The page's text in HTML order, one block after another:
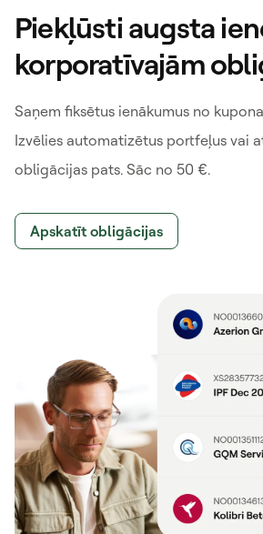
Piekļūsti augsta
korporatīvajām
Saņem fiksētus ienākumus no
Izvēlies automatizētus portfeļus vai
obligācijas pats. Sāc no 50 €.
Apskatīt obligācijas